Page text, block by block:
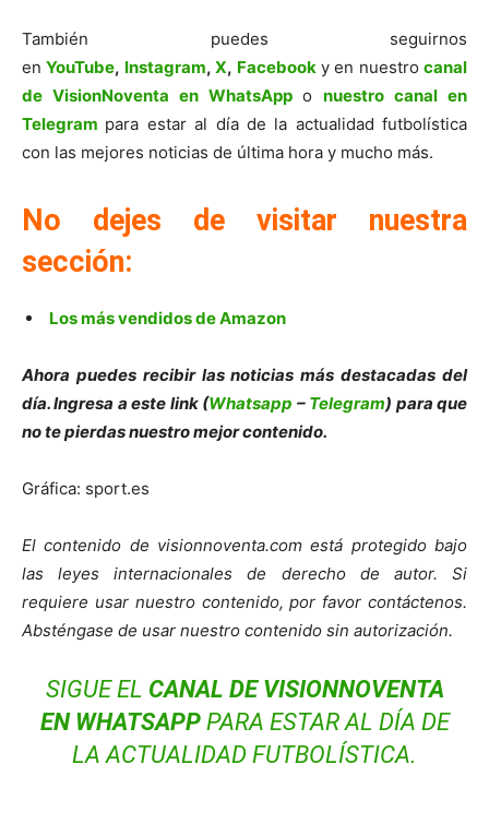
También puedes seguirnos
enYouTube, Instagram,X, Facebooky en nuestro canal
de VisionNoventa en WhatsApponuestro canal en
Telegram para estar al día de la actualidad futbolística
con las mejores noticias de última hora y mucho más.
No dejes de visitar nuestra
sección:
Los más vendidos de Amazon
Ahora puedes recibir las noticias más destacadas del
día. Ingresa a este link (Whatsapp – Telegram) para que
no te pierdas nuestro mejor contenido.
Gráfica: sport.es
El contenido de visionnoventa.com está protegido bajo
las leyes internacionales de derecho de autor. Si
requiere usar nuestro contenido, por favor contáctenos.
Absténgase de usar nuestro contenido sin autorización.
SIGUE EL CANAL DE VISIONNOVENTA
EN WHATSAPPPARA ESTAR AL DÍA DE
LA ACTUALIDAD FUTBOLÍSTICA.